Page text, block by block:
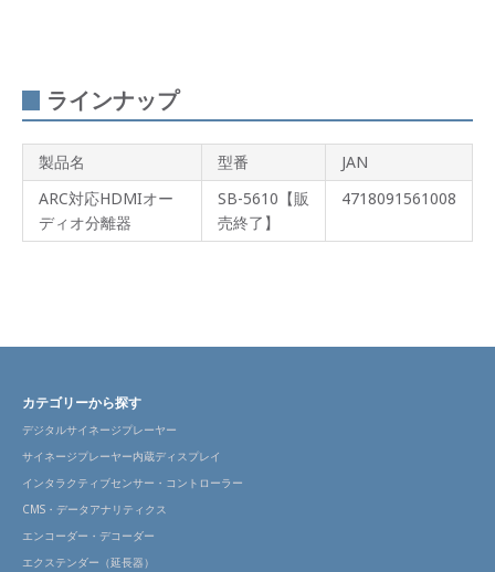
ラインナップ
製品名 型番
JAN
ARC対応HDMIオー
ディオ分離器
SB-5610【販
売終了】
4718091561008
カテゴリーから探す
デジタルサイネージプレーヤー
サイネージプレーヤー内蔵ディスプレイ
インタラクティブセンサー・コントローラー
CMS・データアナリティクス
エンコーダー・デコーダー
エクステンダー（延長器）